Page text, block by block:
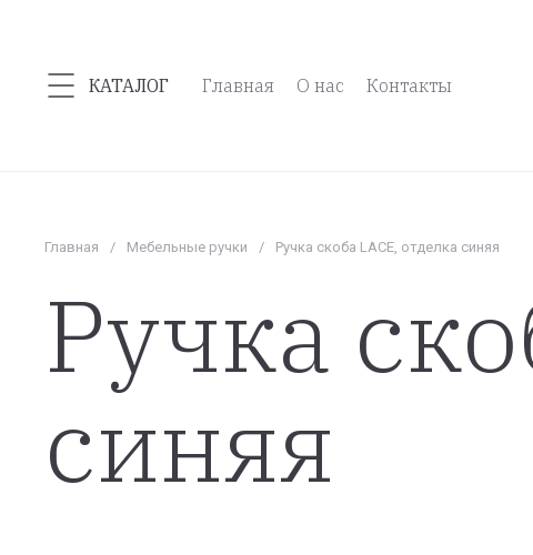
КАТАЛОГ Главная О нас Контакты
Главная / Мебельные ручки / Ручка скоба LACE, отделка синяя
Ручка
синяя